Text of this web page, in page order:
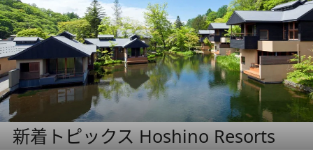
新着トピックス Hoshino Resorts